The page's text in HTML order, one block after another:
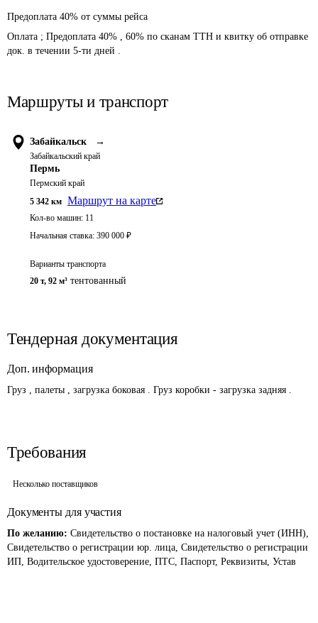
Предоплата 40% от суммы рейса
Оплата ; Предоплата 40% , 60% по сканам ТТН и квитку об отправке
док. в течении 5-ти дней .
Маршруты и транспорт
Забайкальск →
Забайкальский край
Пермь
Пермский край
5 342 км Маршрут на карте
Кол-во машин: 11
Начальная ставка: 390 000 ₽
Варианты транспорта
20 т, 92 м³ тентованный
Тендерная документация
Доп. информация
Груз , палеты , загрузка боковая . Груз коробки - загрузка задняя .
Требования
Несколько поставщиков
Документы для участия
По желанию: Свидетельство о постановке на налоговый учет (ИНН),
Свидетельство о регистрации юр. лица, Свидетельство о регистрации
ИП, Водительское удостоверение, ПТС, Паспорт, Реквизиты, Устав